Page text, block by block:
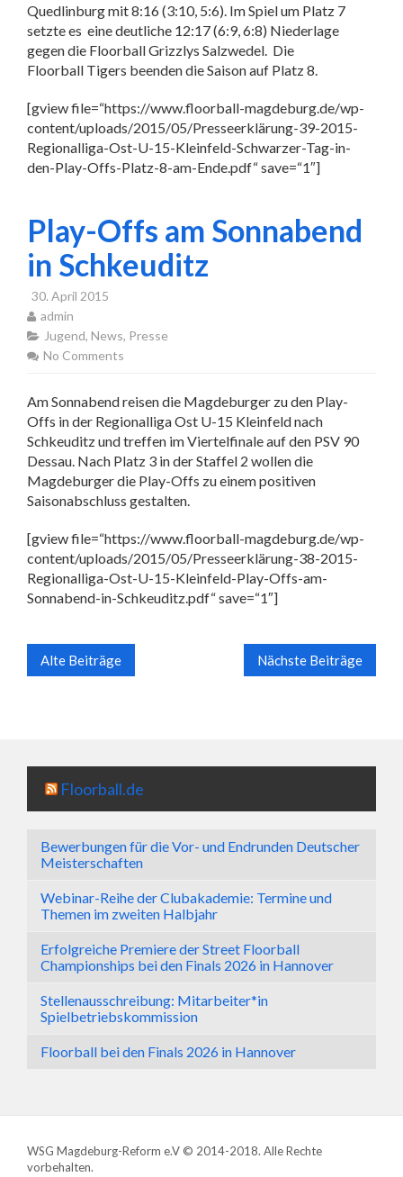
Quedlinburg mit 8:16 (3:10, 5:6). Im Spiel um Platz 7
setzte es eine deutliche 12:17 (6:9, 6:8) Niederlage
gegen die Floorball Grizzlys Salzwedel. Die
Floorball Tigers beenden die Saison auf Platz 8.
[gview file=“https://www.floorball-magdeburg.de/wp-
content/uploads/2015/05/Presseerklärung-39-2015-
Regionalliga-Ost-U-15-Kleinfeld-Schwarzer-Tag-in-
den-Play-Offs-Platz-8-am-Ende.pdf“ save=“1″]
Play-Offs am Sonnabend
in Schkeuditz
30. April 2015
admin
Jugend, News, Presse
No Comments
Am Sonnabend reisen die Magdeburger zu den Play-
Offs in der Regionalliga Ost U-15 Kleinfeld nach
Schkeuditz und treffen im Viertelfinale auf den PSV 90
Dessau. Nach Platz 3 in der Staffel 2 wollen die
Magdeburger die Play-Offs zu einem positiven
Saisonabschluss gestalten.
[gview file=“https://www.floorball-magdeburg.de/wp-
content/uploads/2015/05/Presseerklärung-38-2015-
Regionalliga-Ost-U-15-Kleinfeld-Play-Offs-am-
Sonnabend-in-Schkeuditz.pdf“ save=“1″]
Alte Beiträge Nächste Beiträge
Floorball.de
Bewerbungen für die Vor- und Endrunden Deutscher
Meisterschaften
Webinar-Reihe der Clubakademie: Termine und
Themen im zweiten Halbjahr
Erfolgreiche Premiere der Street Floorball
Championships bei den Finals 2026 in Hannover
Stellenausschreibung: Mitarbeiter*in
Spielbetriebskommission
Floorball bei den Finals 2026 in Hannover
WSG Magdeburg-Reform e.V © 2014-2018. Alle Rechte
vorbehalten.